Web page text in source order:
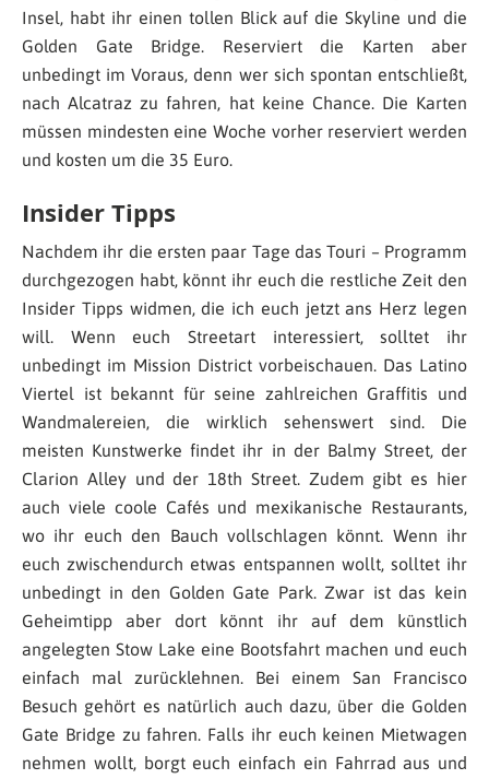
Insel, habt ihr einen tollen Blick auf die Skyline und die
Golden Gate Bridge. Reserviert die Karten aber
unbedingt im Voraus, denn wer sich spontan entschließt,
nach Alcatraz zu fahren, hat keine Chance. Die Karten
müssen mindesten eine Woche vorher reserviert werden
und kosten um die 35 Euro.
Insider Tipps
Nachdem ihr die ersten paar Tage das Touri – Programm
durchgezogen habt, könnt ihr euch die restliche Zeit den
Insider Tipps widmen, die ich euch jetzt ans Herz legen
will. Wenn euch Streetart interessiert, solltet ihr
unbedingt im Mission District vorbeischauen. Das Latino
Viertel ist bekannt für seine zahlreichen Graffitis und
Wandmalereien, die wirklich sehenswert sind. Die
meisten Kunstwerke findet ihr in der Balmy Street, der
Clarion Alley und der 18th Street. Zudem gibt es hier
auch viele coole Cafés und mexikanische Restaurants,
wo ihr euch den Bauch vollschlagen könnt. Wenn ihr
euch zwischendurch etwas entspannen wollt, solltet ihr
unbedingt in den Golden Gate Park. Zwar ist das kein
Geheimtipp aber dort könnt ihr auf dem künstlich
angelegten Stow Lake eine Bootsfahrt machen und euch
einfach mal zurücklehnen. Bei einem San Francisco
Besuch gehört es natürlich auch dazu, über die Golden
Gate Bridge zu fahren. Falls ihr euch keinen Mietwagen
nehmen wollt, borgt euch einfach ein Fahrrad aus und